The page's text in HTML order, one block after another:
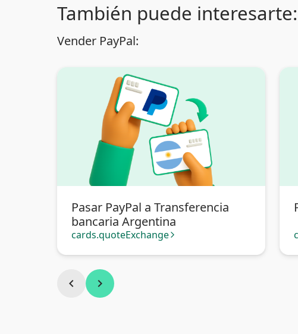
También puede interesarte:
Vender PayPal:
Pasar PayPal a Transferencia
bancaria Argentina
cards.quoteExchange arrow_forward_ios
chevron_left chevron_right